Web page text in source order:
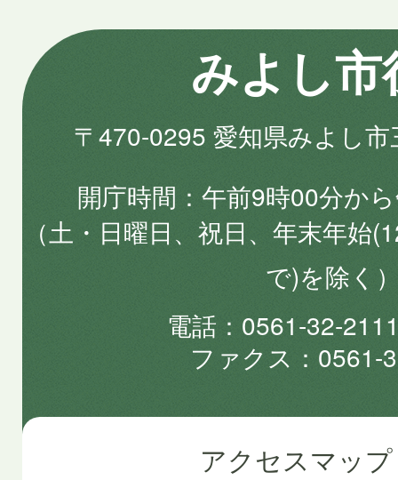
みよし市
〒470-0295 愛知県みよし
開庁時間
午前9時00分か
（土・日曜日、祝日、年末年始
で)を除く
電話
0561-32-
ファクス
0561-
アクセスマップ